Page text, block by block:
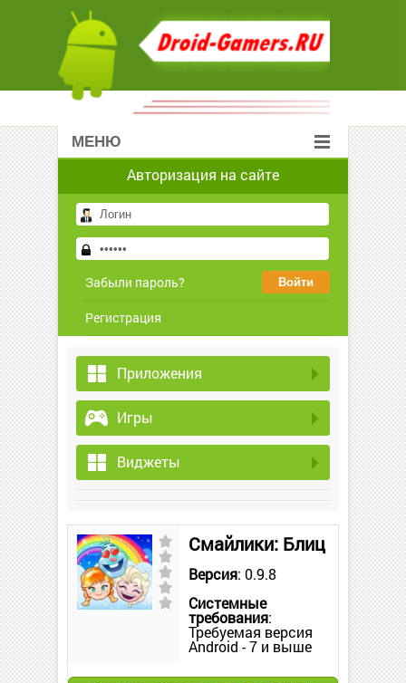
МЕНЮ
Авторизация на сайте
Забыли пароль?
Регистрация
Приложения
Игры
Виджеты
Смайлики: Блиц
Версия: 0.9.8
Системные
требования:
Требуемая версия
Android - 7 и выше